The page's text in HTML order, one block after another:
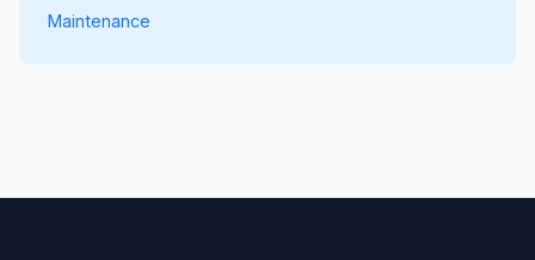
Maintenance